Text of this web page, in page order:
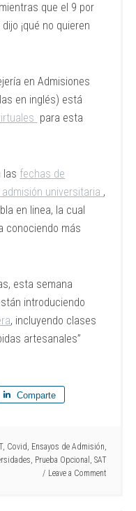
que el 9 por
¡qué no quieren
en Admisiones
en inglés) está
para esta
las fechas de
universitaria ,
en linea, la cual
conociendo más
esta semana
introduciendo
, incluyendo clases
artesanales”
Comparte
, Covid, Ensayos de Admisión,
, Prueba Opcional , SAT
Leave a Comment